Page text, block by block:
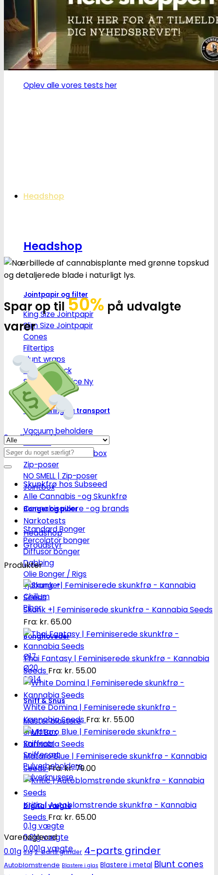
Oplev alle vores tests her
Headshop
Headshop
Jointpapir og filter
King Size Jointpapir
Slim Size Jointpapir
Cones
Filtertips
Blunt wraps
SmokersPack
Smokers Choice
Opbevaring og transport
Vacuum beholdere
Jointrør
Skulekasser / Stashbox
Zip-poser
NO SMELL | Zip-poser
Jointbox
Bonger og piber
Standard Bonger
Percolator bonger
Diffusor bonger
Dabbing
Olie Bonger / Rigs
Tjubanger
Chillum
Piber
Bonghoveder
Ø17
Ø20
SG14
Sniff & Snus
Master blastere
Snuff Box
Snifferør
Sniffesæt
Pulverbeholdere
Pulverknusere
Digital vægte
0,1g vægte
0,01g vægte
0,001g vægte
Spar op til 50% på udvalgte
varer
Se alle tilbud her
Søg
efter:
Skunkfrø hos Subseed
Alle Cannabis -og Skunkfrø
Cannabisavlere -og brands
Narkotests
Headshop
Groudstyr
Produkter
Skunk +| Feminiserede skunkfrø - Kannabia Seeds
Fra: kr. 65.00
Thai Fantasy | Feminiserede skunkfrø - Kannabia
Seeds Fra: kr. 55.00
White Domina | Feminiserede skunkfrø -
Kannabia Seeds Fra: kr. 55.00
Mataro Blue | Feminiserede skunkfrø - Kannabia
SeedsFra:kr.79.00
Kritic | Autoblomstrende skunkfrø - Kannabia
Seeds Fra: kr. 65.00
Varenøgleord
0.01g 0.1g 2-parts grinder 4-parts grinder
Autoblomstrende Blastere i glas Blastere i metal Blunt cones